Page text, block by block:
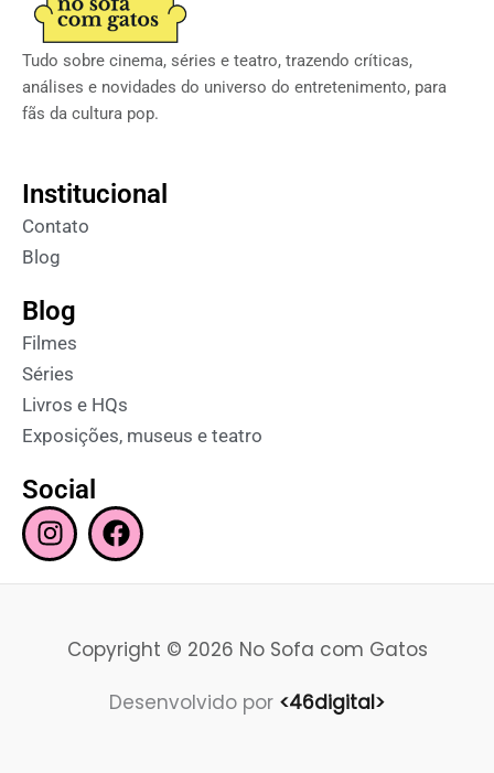
Tudo sobre cinema, séries e teatro, trazendo críticas,
análises e novidades do universo do entretenimento, para
fãs da cultura pop.
Institucional
Contato
Blog
Blog
Filmes
Séries
Livros e HQs
Exposições, museus e teatro
Social
I
n
s
F
a
c
o
k
Copyright © 2026 No Sofa com Gatos
Desenvolvido por <46digital>